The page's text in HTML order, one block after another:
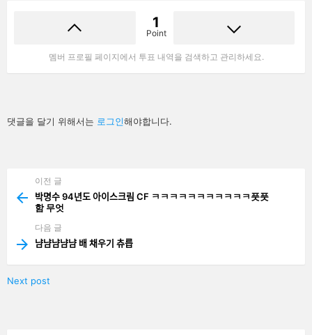
1
Point
멤버 프로필 페이지에서 투표 내역을 검색하고 관리하세요.
답
글
댓글을 달기 위해서는 로그인해야합니다.
more
이전 글
박명수 94년도 아이스크림 CF ㅋㅋㅋㅋㅋㅋㅋㅋㅋㅋㅋ풋풋
함 무엇
다음 글
냠냠냠냠냠 배 채우기 츄릅
Next post